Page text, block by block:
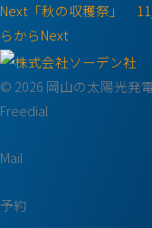
Next 「秋の収穫祭」
らからNext
© 2026 岡山の太陽光発
Freedial
Mail
予約